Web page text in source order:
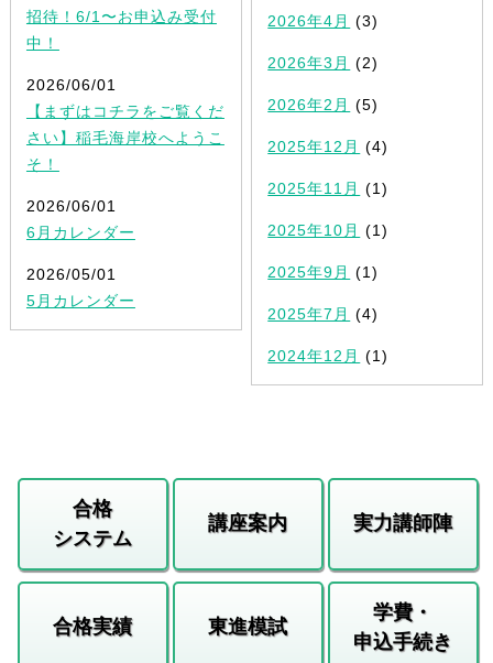
招待！6/1〜お申込み受付
中！
2026/06/01
【まずはコチラをご覧くだ
さい】稲毛海岸校へようこ
そ！
2026/06/01
6月カレンダー
2026/05/01
5月カレンダー
2026年4月 (3)
2026年3月 (2)
2026年2月 (5)
2025年12月 (4)
2025年11月 (1)
2025年10月 (1)
2025年9月 (1)
2025年7月 (4)
2024年12月 (1)
合格
システム
講座案内 実力講師陣
合格実績 東進模試
学費・
申込手続き